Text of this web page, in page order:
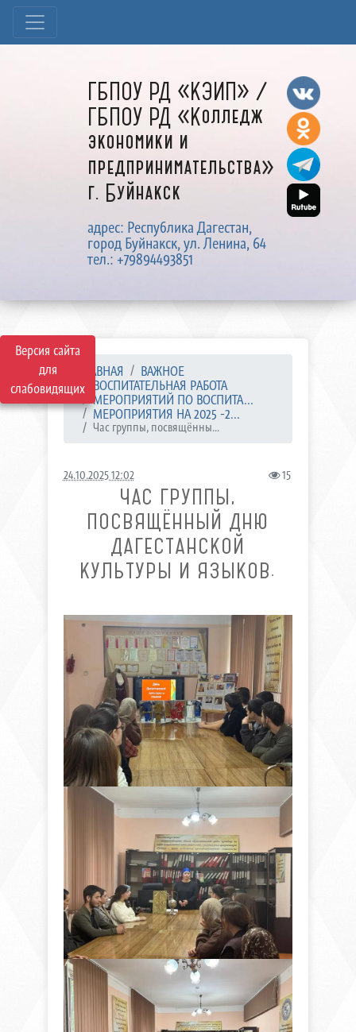
Версия сайта
для
слабовидящих
ГБПОУ РД «КЭИП» /
ГБПОУ РД «Колледж
экономики и
предпринимательства»
г. Буйнакск
адрес: Республика Дагестан,
город Буйнакск, ул. Ленина, 64
тел.: +79894493851
ГЛАВНАЯ
ВАЖНОЕ
ВОСПИТАТЕЛЬНАЯ РАБОТА
МЕРОПРИЯТИЙ ПО ВОСПИТА...
МЕРОПРИЯТИЯ НА 2025 -2...
Час группы, посвящённы...
24.10.2025 12:02 15
ЧАС ГРУППЫ,
ПОСВЯЩЁННЫЙ ДНЮ
ДАГЕСТАНСКОЙ
КУЛЬТУРЫ И ЯЗЫКОВ.